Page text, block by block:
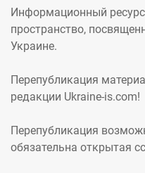
Информационный
пространство,
Украине.
Перепубликация
редакции Ukraine-is.com!
Перепубликация
обязательна открытая